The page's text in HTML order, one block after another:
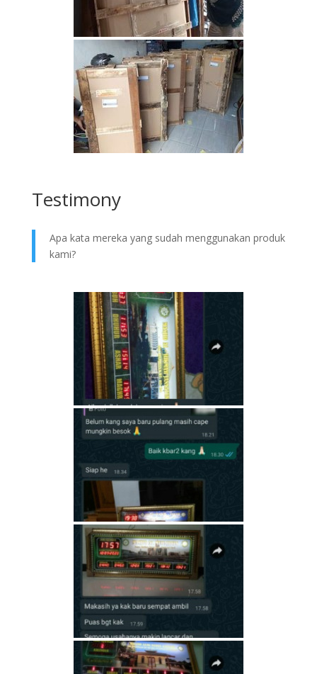
Testimony
Apa kata mereka yang sudah menggunakan produk
kami?